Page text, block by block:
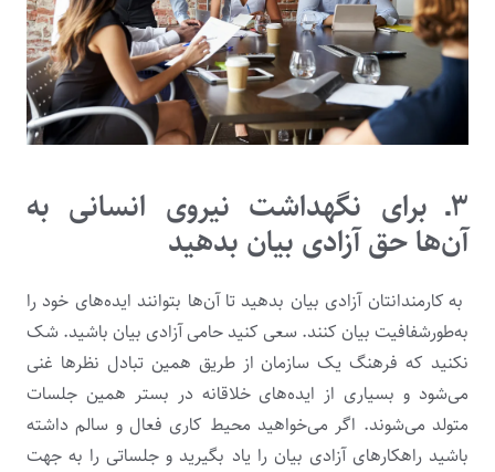
۳ـ برای نگهداشت نیروی انسانی به
آن‌ها حق آزادی بیان بدهید
به کارمندانتان آزادی بیان بدهید تا آن‌ها بتوانند ایده‌های خود را
به‌طورشفافیت بیان کنند. سعی کنید حامی آزادی بیان باشید. شک
نکنید که فرهنگ یک سازمان از طریق همین تبادل نظرها غنی
می‌شود و بسیاری از ایده‌های خلاقانه در بستر همین جلسات
متولد می‌شوند. اگر می‌خواهید محیط کاری فعال و سالم داشته
باشید راهکارهای آزادی بیان را یاد بگیرید و جلساتی را به جهت